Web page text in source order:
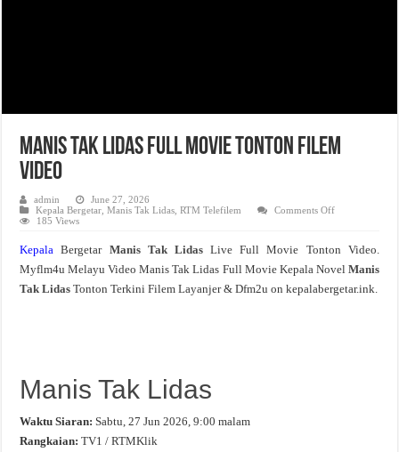
Manis Tak Lidas Full Movie Tonton Filem
Video
admin
June 27, 2026
Kepala Bergetar ,Manis Tak Lidas ,RTM Telefilem Comments Offon
Full
Tonton
Filem
Video
185 Views
Kepala Bergetar Manis Tak LidasLive Full Movie Tonton Video.
Myflm4u Melayu Video Manis Tak Lidas Full Movie Kepala Novel Manis
Tak LidasTonton Terkini Filem Layanjer & Dfm2u on kepalabergetar.ink.
Manis Tak Lidas
Waktu Siaran: Sabtu, 27 Jun 2026, 9:00 malam
Rangkaian: TV1 / RTMKlik